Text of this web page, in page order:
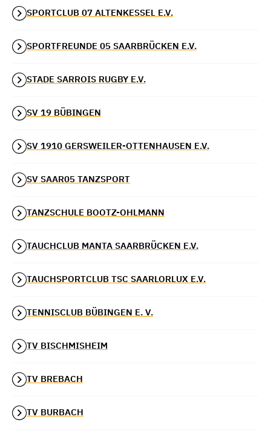
SPORTCLUB 07 ALTENKESSEL E.V.
SPORTFREUNDE 05 SAARBRÜCKEN E.V.
STADE SARROIS RUGBY E.V.
SV 19 BÜBINGEN
SV 1910 GERSWEILER-OTTENHAUSEN E.V.
SV SAAR05 TANZSPORT
TANZSCHULE BOOTZ-OHLMANN
TAUCHCLUB MANTA SAARBRÜCKEN E.V.
TAUCHSPORTCLUB TSC SAARLORLUX E.V.
TENNISCLUB BÜBINGEN E. V.
TV BISCHMISHEIM
TV BREBACH
TV BURBACH